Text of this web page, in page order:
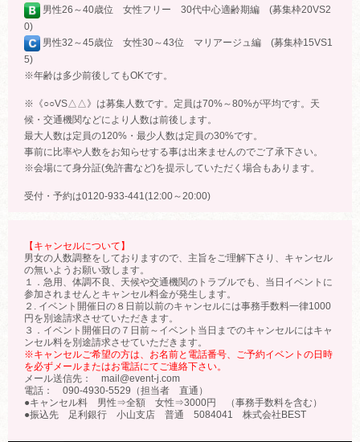
男性26～40歳位 女性フリー 30代中心適齢期編 (募集枠20VS2
0)
男性32～45歳位 女性30～43位 マリアージュ編 (募集枠15VS1
5)
※年齢は多少前後してもOKです。
※《○○VS△△》は募集人数です。定員は70%～80%が平均です。天
候・交通機関などにより人数は前後します。
最大人数は定員の120%・最少人数は定員の30%です。
事前に比率や人数をお知らせする事は出来ませんのでご了承下さい。
※会場にて身分証(免許書など)を提示していただく場合もあります。
受付・予約は0120-933-441(12:00～20:00)
【キャンセルについて】
男女の人数調整をしておりますので、主旨をご理解下さり、キャンセル
の無いようお願い致します。
１．急用、体調不良、天候や交通機関のトラブルでも、当日イベントに
参加されませんとキャンセル料金が発生します。
２. イベント開催日の８日前以前のキャンセルには事務手数料一律1000
円を別途請求させていただきます。
３．イベント開催日の７日前～イベント当日までのキャンセルにはキャ
ンセル料を別途請求させていただきます。
※キャンセルご希望の方は、お名前と電話番号、ご予約イベントの日時
を必ずメールまたはお電話にてご連絡下さい。
メール送信先： mail@event-j.com
電話： 090-4930-5529（担当者 直通）
●キャンセル料 男性⇒全額 女性⇒3000円 （事務手数料を含む）
●振込先 足利銀行 小山支店 普通 5084041 株式会社BEST